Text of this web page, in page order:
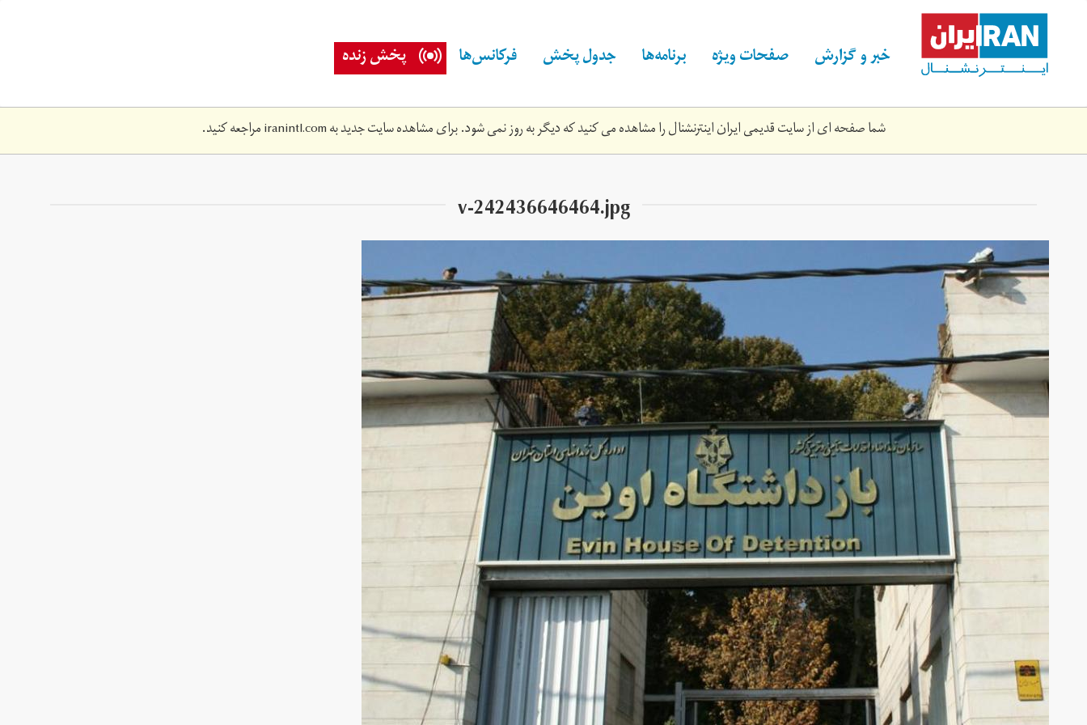
content خبر و گزارش صفحات ویژه برنامه‌ها جدول پخش فرکانس‌ها پخش زنده
شما صفحه ای از سایت قدیمی ایران اینترنشنال را مشاهده می کنید که دیگر به روز نمی شود. برای مشاهده سایت جدید بهiranintl.comمراجعه کنید.
v-242436646464.jpg